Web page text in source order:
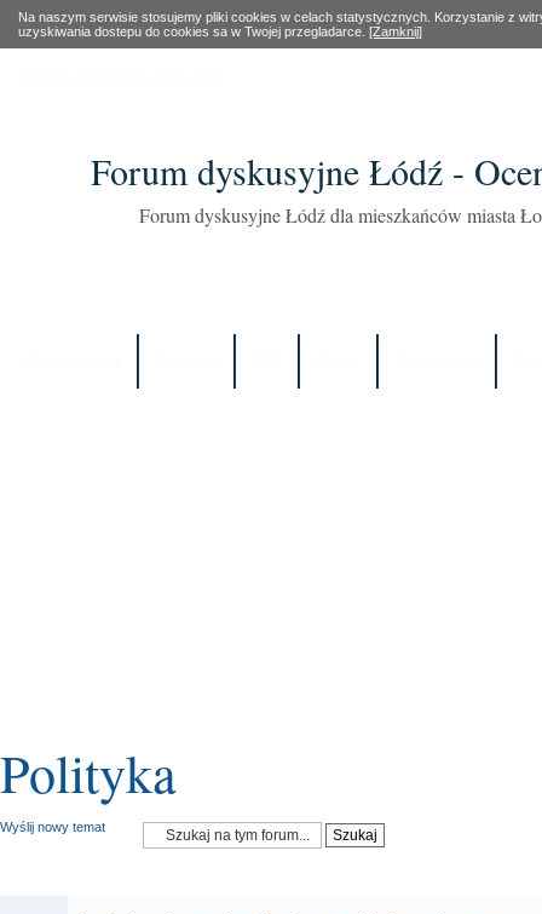
Na naszym serwisie stosujemy pliki cookies w celach statystycznych. Korzystanie z
uzyskiwania dostepu do cookies sa w Twojej przegladarce. [Zamknij]
Forum dyskusyjne Łódź -
Forum dyskusyjne Łódź dla mieszkańców miasta
Polityka
Wyślij nowy temat